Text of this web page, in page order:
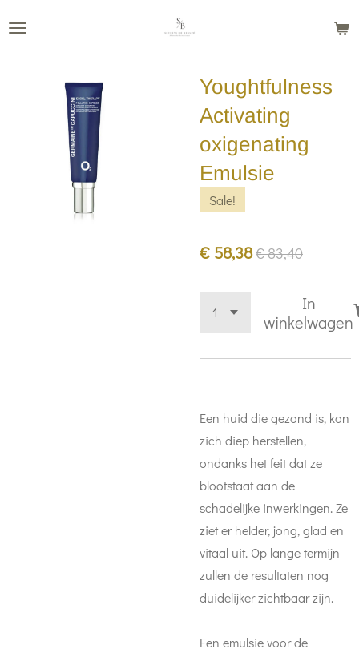
hoofdinhoud
Youghtfulness
Activating
oxigenating
Emulsie
Sale!
€ 58,38€ 83,40
In
winkelwagen
Een huid die gezond is, kan
zich diep herstellen,
ondanks het feit dat ze
blootstaat aan de
schadelijke inwerkingen. Ze
ziet er helder, jong, glad en
vitaal uit. Op lange termijn
zullen de resultaten nog
duidelijker zichtbaar zijn.
Een emulsie voor de